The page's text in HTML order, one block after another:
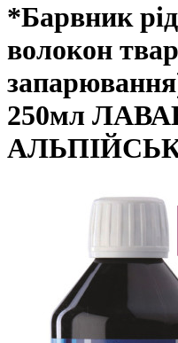
*Барвник
волокон
250мл